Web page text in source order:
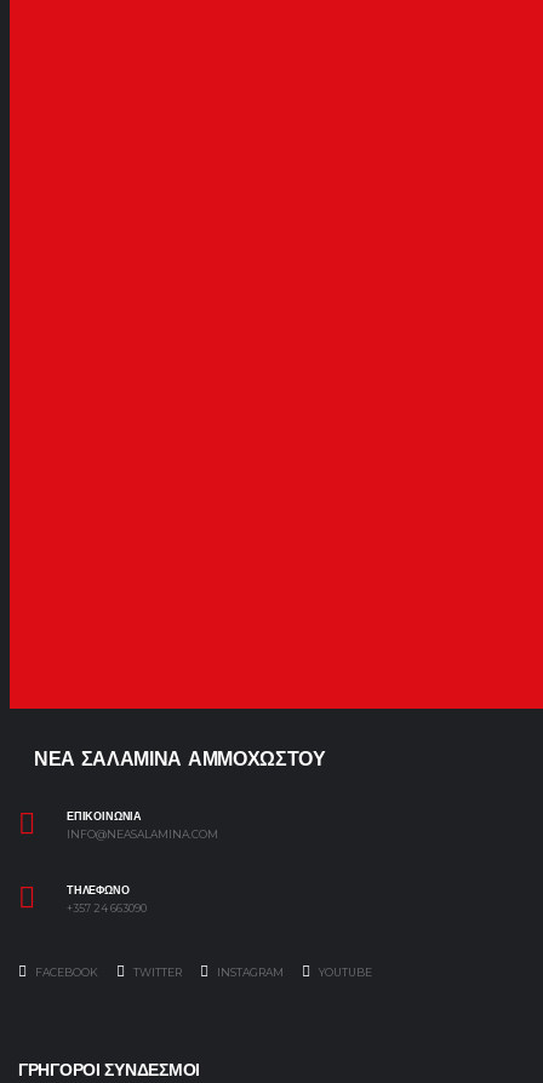
ΝΕΑ ΣΑΛΑΜΙΝΑ ΑΜΜΟΧΩΣΤΟΥ
ΕΠΙΚΟΙΝΩΝΙΑ
INFO@NEASALAMINA.COM
ΤΗΛΕΦΩΝΟ
+357 24 663090
FACEBOOK TWITTER INSTAGRAM YOUTUBE
ΓΡΗΓΟΡΟΙ ΣΥΝΔΕΣΜΟΙ